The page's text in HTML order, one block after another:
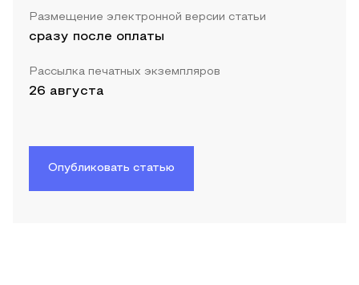
Размещение электронной версии статьи
сразу после оплаты
Рассылка печатных экземпляров
26 августа
Опубликовать статью